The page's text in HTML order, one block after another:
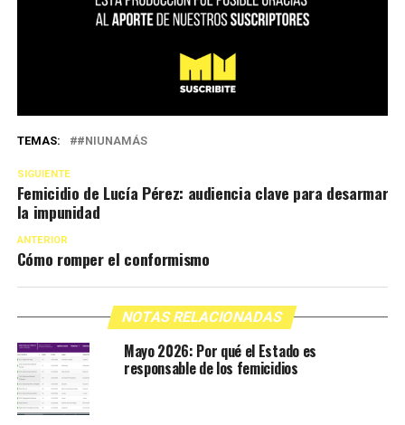
TEMAS: #NIUNAMÁS
SIGUIENTE
Femicidio de Lucía Pérez: audiencia clave para desarmar
la impunidad
ANTERIOR
Cómo romper el conformismo
NOTAS RELACIONADAS
Mayo 2026: Por qué el Estado es
responsable de los femicidios